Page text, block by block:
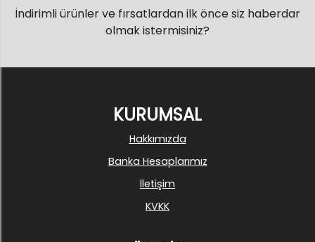
İndirimli ürünler ve fırsatlardan ilk önce siz haberdar
olmak istermisiniz?
KURUMSAL
Hakkımızda
Banka Hesaplarımız
İletişim
KVKK